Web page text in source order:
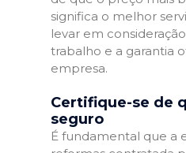
significa o melhor
levar em
trabalho e a garantia
empresa.
Certifique-se de
seguro
É fundamental que a